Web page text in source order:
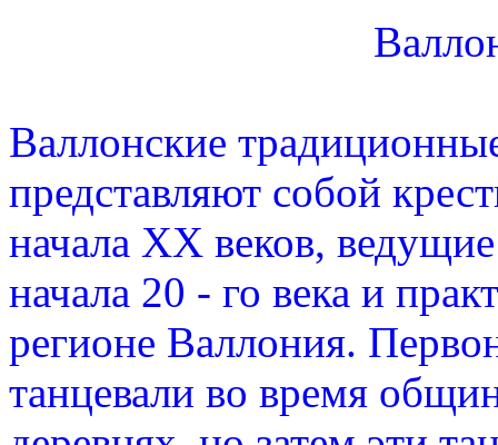
Валлонские
представляют собой
начала XX веков,
начала 20 - го века и
регионе Валлония.
танцевали во время